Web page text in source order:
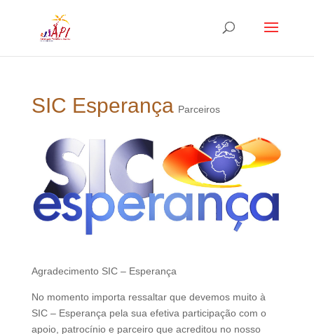
SIC Esperança Parceiros
Agradecimento SIC – Esperança
No momento importa ressaltar que devemos muito à
SIC – Esperança pela sua efetiva participação com o
apoio, patrocínio e parceiro que acreditou no nosso